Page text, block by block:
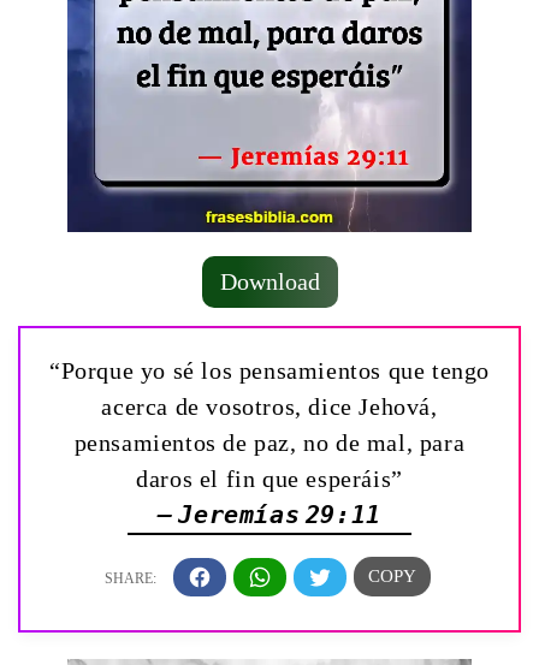
Download
“Porque yo sé los pensamientos que tengo
acerca de vosotros, dice Jehová,
pensamientos de paz, no de mal, para
daros el fin que esperáis”
— Jeremías 29:11